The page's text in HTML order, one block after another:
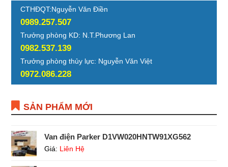
CTHĐQT:Nguyễn Văn Điền
0989.257.507
Trưởng phòng KD: N.T.Phương Lan
0982.537.139
Trưởng phòng thủy lực: Nguyễn Văn Việt
0972.086.228
SẢN PHẨM MỚI
Van điện Parker D1VW020HNTW91XG562
Giá: Liên Hệ